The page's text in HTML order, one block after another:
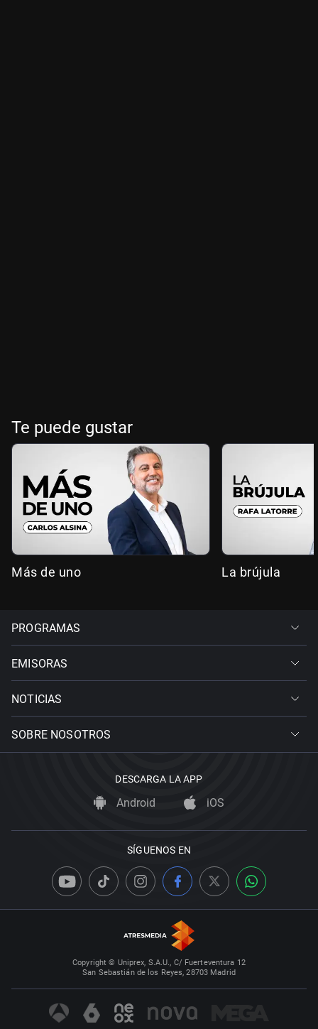
Te puede gustar
Más de uno La brújula
PROGRAMAS
EMISORAS
NOTICIAS
SOBRE NOSOTROS
DESCARGA LA APP
Android iOS
SÍGUENOS EN
Copyright © Uniprex, S.A.U., C/ Fuerteventura 12
San Sebastián de los Reyes, 28703 Madrid